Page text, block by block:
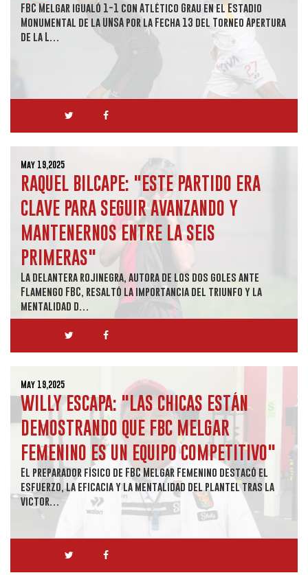
FBC Melgar igualó 1-1 con Atlético Grau en el Estadio
Monumental de la UNSA por la Fecha 13 del Torneo Apertura
de la L…
May 19,2025
RAQUEL BILCAPE: "ESTE PARTIDO ERA
CLAVE PARA SEGUIR AVANZANDO Y
MANTENERNOS ENTRE LA SEIS
PRIMERAS"
La delantera rojinegra, autora de los dos goles ante
Flamengo FBC, resaltó la importancia del triunfo y la
mentalidad d…
May 19,2025
WILLY ESCAPA: "LAS CHICAS ESTÁN
DEMOSTRANDO QUE FBC MELGAR
FEMENINO ES UN EQUIPO COMPETITIVO"
El preparador físico de FBC Melgar Femenino destacó el
esfuerzo, la eficacia y la mentalidad del plantel tras la
victor…